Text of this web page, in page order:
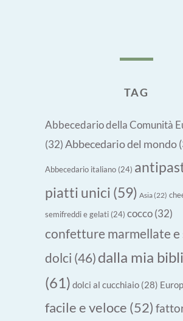
TAG
Abbecedario della Comunità
(32) Abbecedario del mondo
Abbecedario italiano (24)
piatti unici (59) Asia(22)
semifreddi e gelati (24) cocco (32)
confetture marmellate e
dolci (46) dalla mia
(61) dolci al cucchiaio (28)
facile e veloce (52)